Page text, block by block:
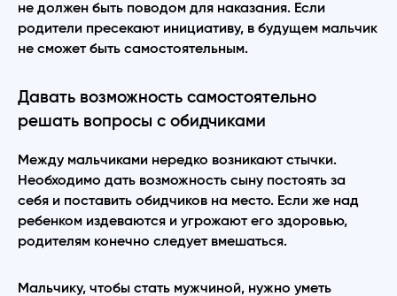
не должен быть поводом для наказания. Если
родители пресекают инициативу, в будущем мальчик
не сможет быть самостоятельным.
Давать возможность самостоятельно
решать вопросы с обидчиками
Между мальчиками нередко возникают стычки.
Необходимо дать возможность сыну постоять за
себя и поставить обидчиков на место. Если же над
ребенком издеваются и угрожают его здоровью,
родителям конечно следует вмешаться.
Мальчику, чтобы стать мужчиной, нужно уметь